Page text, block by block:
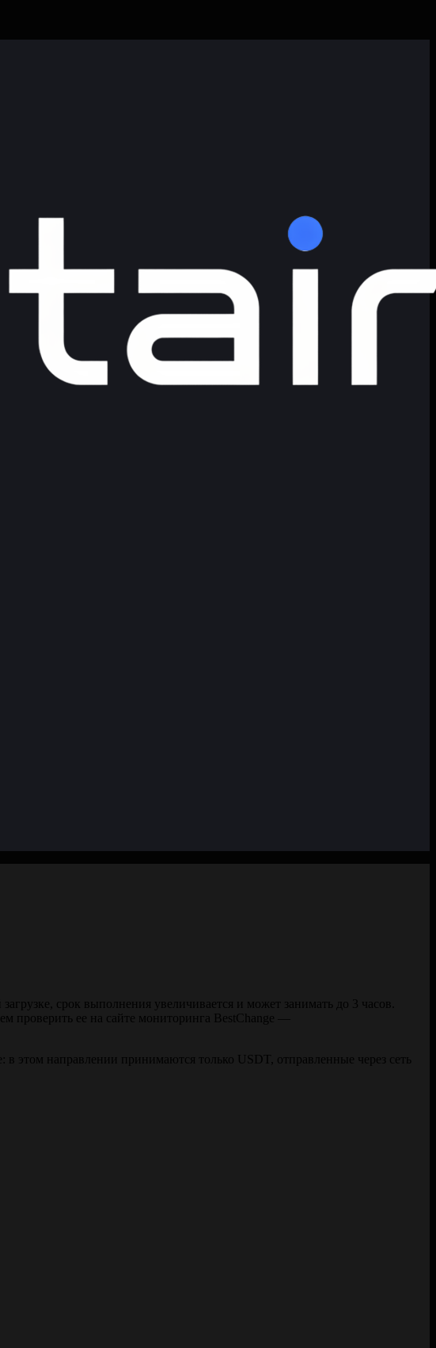
срок выполнения увеличивается и может занимать до 3 часов.
проверить ее на сайте мониторинга BestChange —
этом направлении принимаются только USDT, отправленные через сеть